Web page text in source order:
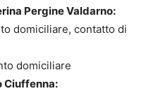
Pergine Valdarno:
domiciliare, contatto di
domiciliare
Ciuffenna: